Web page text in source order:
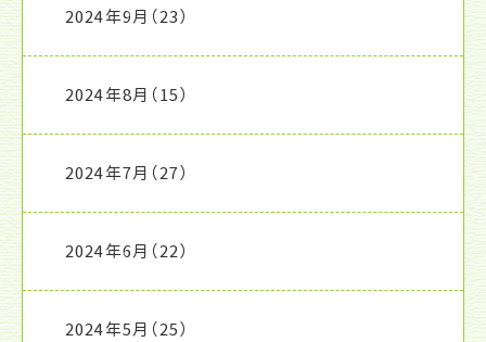
2024年9月 （23）
2024年8月 （15）
2024年7月 （27）
2024年6月 （22）
2024年5月 （25）